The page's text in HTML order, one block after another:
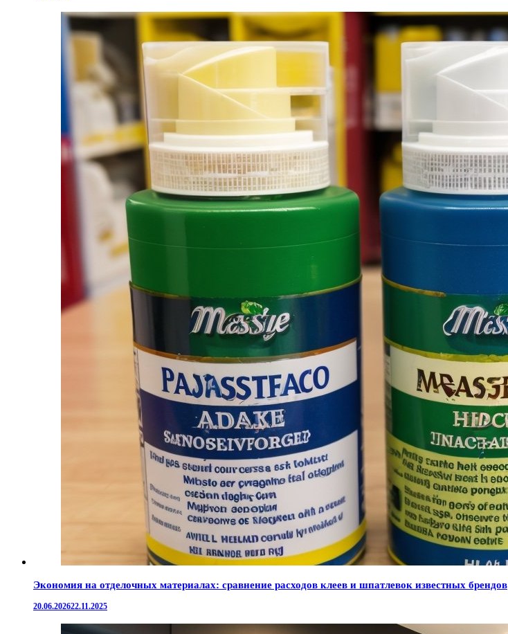
Экономия на отделочных материалах: сравнение расходов клеев и шпатлевок известных брендов
20.06.202622.11.2025